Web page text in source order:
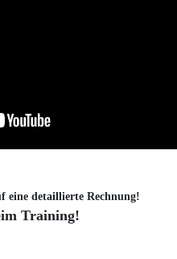
eine detaillierte Rechnung!
Training!